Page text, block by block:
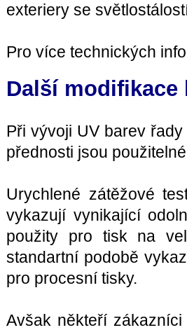
exteriery se
Pro více technických
Další modifikace
Při vývoji UV barev
přednosti jsou
Urychlené zátěžové
vykazují vynikající
použity pro tisk na
standartní podobě
pro procesní tisky.
Avšak někteří